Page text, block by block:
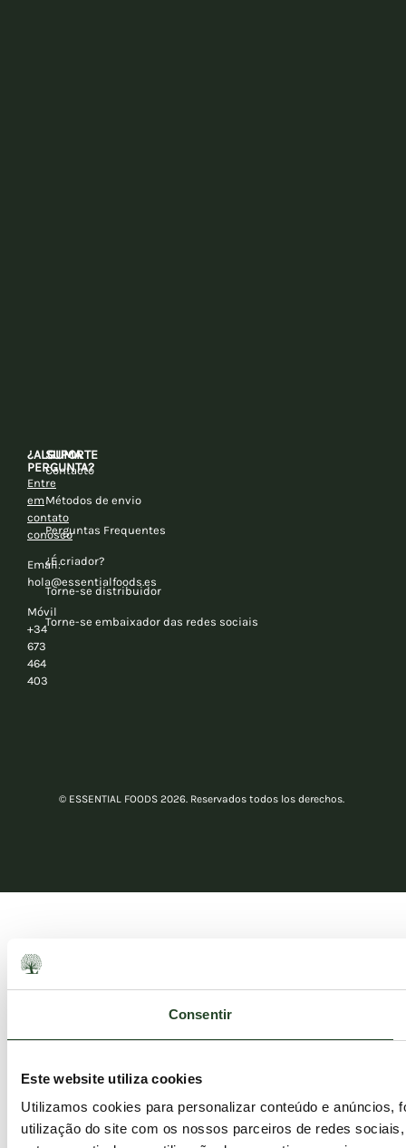
Consentir
Este website utiliza cookies
Utilizamos cookies para personalizar conteúdo e anúncios,
utilização do site com os nossos parceiros de redes
¿ALGUMA
PERGUNTA?
Entre
em
contato
conosco
Email:
hola@essentialfoods.es
Móvil
+34
673
464
403
SUPORTE
Contacto
Métodos de envio
Perguntas Frequentes
¿É criador?
Torne-se distribuidor
Torne-se embaixador das redes sociais
© ESSENTIAL FOODS 2026. Reservados todos los derechos.